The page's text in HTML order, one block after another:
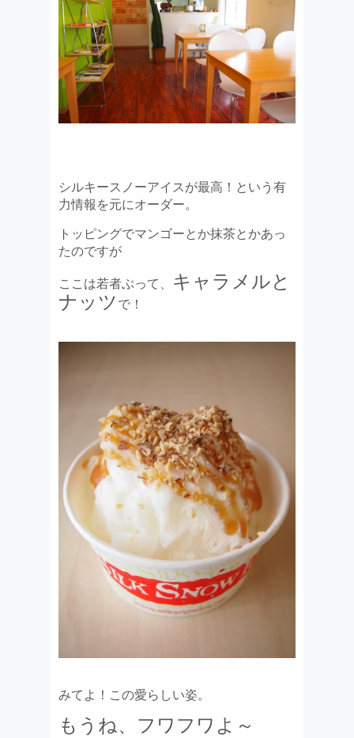
シルキースノーアイスが最高！という有
力情報を元にオーダー。
トッピングでマンゴーとか抹茶とかあっ
たのですが
ここは若者ぶって、 キャラメルと
ナッツで！
みてよ！この愛らしい姿。
もうね、フワフワよ～